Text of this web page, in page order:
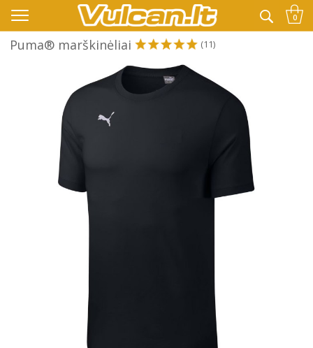
👉 -10% KODAS VISKAM PAPILDOMAI: VASARA 0
Puma® marškinėliai (11)